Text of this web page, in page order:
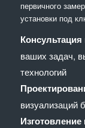
первичного
установки под
ваших задач,
технологий
визуализаций